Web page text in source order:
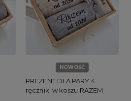
NOWOŚĆ
PREZENT DLA PARY 4
ręczniki w koszu RAZEM